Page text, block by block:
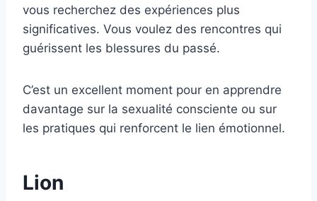
vous recherchez des expériences plus
significatives. Vous voulez des rencontres qui
guérissent les blessures du passé.
C’est un excellent moment pour en apprendre
davantage sur la sexualité consciente ou sur
les pratiques qui renforcent le lien émotionnel.
Lion